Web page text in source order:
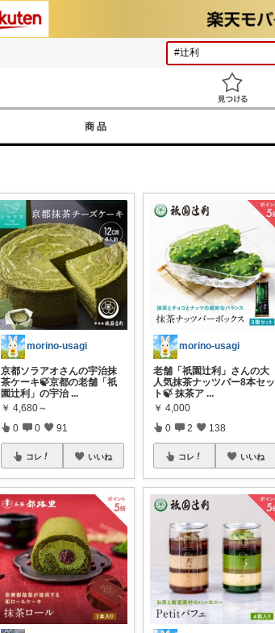
商品
morino-usagi
京都ソラアオさんの宇治抹
茶ケーキ🍃京都の老舗「祇
園辻利」の宇治 ...
￥ 4,680～
0 0 91
コレ いいね
morino-usagi
老舗「祇園辻利」さんの大
人気抹茶ナッツバー8本セッ
ト🍃 抹茶ア ...
￥ 4,000
0 2 138
コレ いいね